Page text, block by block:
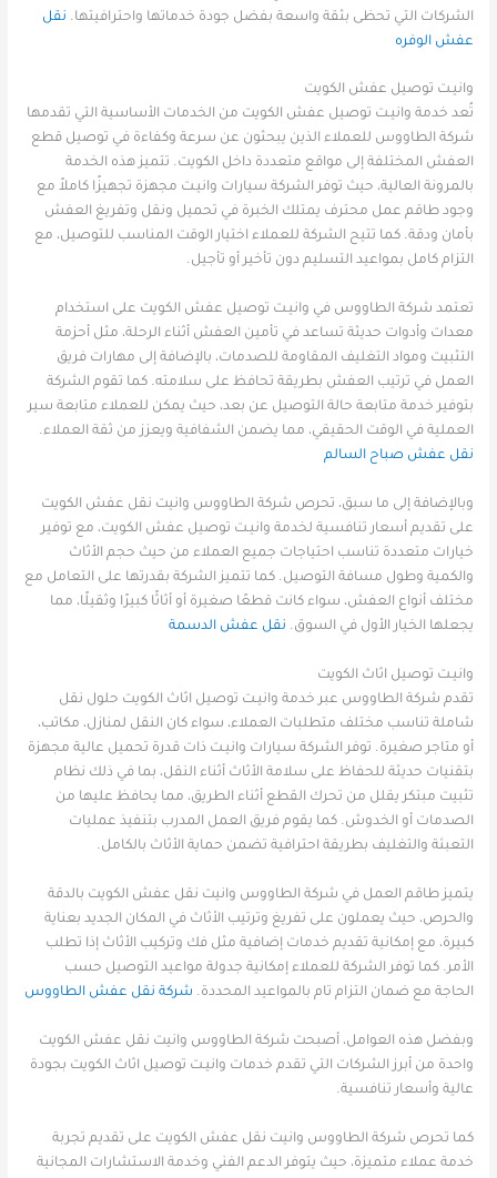
الشركات التي تحظى بثقة واسعة بفضل جودة خدماتها واحترافيتها. نقل
عفش الوفره
وانيـت توصيل عفش الكويت
تُعد خدمة وانيـت توصيل عفش الكويت من الخدمات الأساسية التي تقدمها
شركة الطاووس للعملاء الذين يبحثون عن سرعة وكفاءة في توصيل قطع
العفش المختلفة إلى مواقع متعددة داخل الكويت. تتميز هذه الخدمة
بالمرونة العالية، حيث توفر الشركة سيارات وانيـت مجهزة تجهيزًا كاملاً مع
وجود طاقم عمل محترف يمتلك الخبرة في تحميل ونقل وتفريغ العفش
بأمان ودقة. كما تتيح الشركة للعملاء اختيار الوقت المناسب للتوصيل، مع
التزام كامل بمواعيد التسليم دون تأخير أو تأجيل.
تعتمد شركة الطاووس في وانيـت توصيل عفش الكويت على استخدام
معدات وأدوات حديثة تساعد في تأمين العفش أثناء الرحلة، مثل أحزمة
التثبيت ومواد التغليف المقاومة للصدمات، بالإضافة إلى مهارات فريق
العمل في ترتيب العفش بطريقة تحافظ على سلامته. كما تقوم الشركة
بتوفير خدمة متابعة حالة التوصيل عن بعد، حيث يمكن للعملاء متابعة سير
العملية في الوقت الحقيقي، مما يضمن الشفافية ويعزز من ثقة العملاء.
نقل عفش صباح السالم
وبالإضافة إلى ما سبق، تحرص شركة الطاووس وانيت نقل عفش الكويت
على تقديم أسعار تنافسية لخدمة وانيـت توصيل عفش الكويت، مع توفير
خيارات متعددة تناسب احتياجات جميع العملاء من حيث حجم الأثاث
والكمية وطول مسافة التوصيل. كما تتميز الشركة بقدرتها على التعامل مع
مختلف أنواع العفش، سواء كانت قطعًا صغيرة أو أثاثًا كبيرًا وثقيلًا، مما
يجعلها الخيار الأول في السوق. نقل عفش الدسمة
وانيـت توصيل اثاث الكويت
تقدم شركة الطاووس عبر خدمة وانيـت توصيل اثاث الكويت حلول نقل
شاملة تناسب مختلف متطلبات العملاء، سواء كان النقل لمنازل، مكاتب،
أو متاجر صغيرة. توفر الشركة سيارات وانيـت ذات قدرة تحميل عالية مجهزة
بتقنيات حديثة للحفاظ على سلامة الأثاث أثناء النقل، بما في ذلك نظام
تثبيت مبتكر يقلل من تحرك القطع أثناء الطريق، مما يحافظ عليها من
الصدمات أو الخدوش. كما يقوم فريق العمل المدرب بتنفيذ عمليات
التعبئة والتغليف بطريقة احترافية تضمن حماية الأثاث بالكامل.
يتميز طاقم العمل في شركة الطاووس وانيت نقل عفش الكويت بالدقة
والحرص، حيث يعملون على تفريغ وترتيب الأثاث في المكان الجديد بعناية
كبيرة، مع إمكانية تقديم خدمات إضافية مثل فك وتركيب الأثاث إذا تطلب
الأمر. كما توفر الشركة للعملاء إمكانية جدولة مواعيد التوصيل حسب
الحاجة مع ضمان التزام تام بالمواعيد المحددة. شركة نقل عفش الطاووس
وبفضل هذه العوامل، أصبحت شركة الطاووس وانيت نقل عفش الكويت
واحدة من أبرز الشركات التي تقدم خدمات وانيـت توصيل اثاث الكويت بجودة
عالية وأسعار تنافسية.
كما تحرص شركة الطاووس وانيت نقل عفش الكويت على تقديم تجربة
خدمة عملاء متميزة، حيث يتوفر الدعم الفني وخدمة الاستشارات المجانية